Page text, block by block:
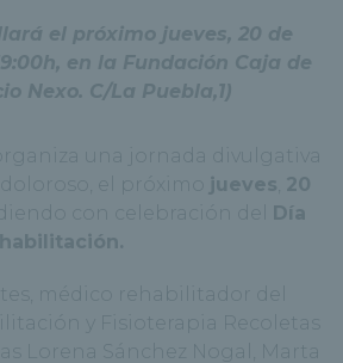
el próximo jueves, 20 de
en la Fundación Caja de
Nexo. C/La Puebla,1)
una jornada divulgativa
el próximo
jueves 20
con celebración del Día
médico rehabilitador del
y Fisioterapia Recoletas
Lorena Sánchez Nogal, Marta